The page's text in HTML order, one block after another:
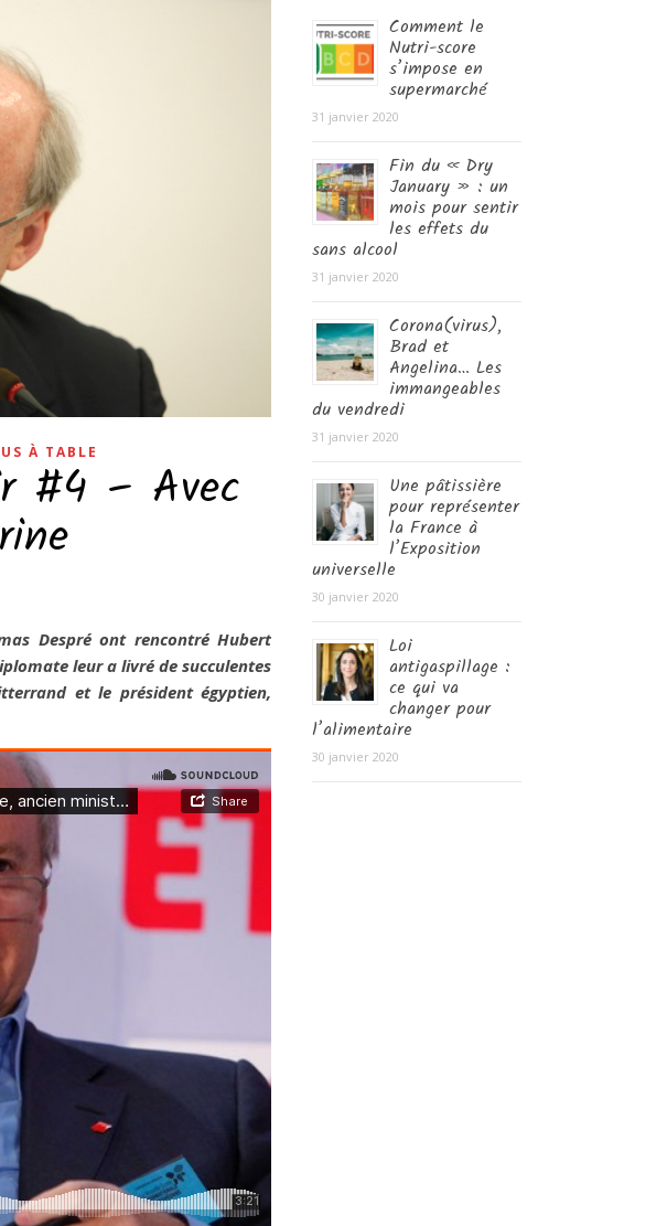
À TABLE
#4 – Avec
Despré ont rencontré Hubert
leur a livré de succulentes
et le président égyptien,
Comment le
Nutri-score
s’impose en
supermarché
31 janvier 2020
Fin du « Dry
January » : un
mois pour sentir
les effets du
sans alcool
31 janvier 2020
Corona(virus),
Brad et
Angelina… Les
immangeables
du vendredi
31 janvier 2020
Une pâtissière
pour représenter
la France à
l’Exposition
universelle
30 janvier 2020
Loi
antigaspillage :
ce qui va
changer pour
l’alimentaire
30 janvier 2020